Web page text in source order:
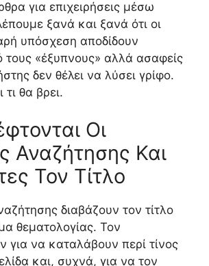
για επιχειρήσεις μέσω
ξανά και ξανά ότι οι
υπόσχεση αποδίδουν
τους «έξυπνους» αλλά ασαφείς
δεν θέλει να λύσει γρίφο.
τι θα βρει.
Οι
Αναζήτησης Και
Τον Τίτλο
διαβάζουν τον τίτλο
θεματολογίας. Τον
για να καταλάβουν περί τίνος
και, συχνά, για να τον